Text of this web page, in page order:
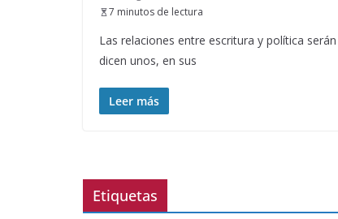
7 minutos de lectura
Las relaciones entre escritura y política
dicen unos, en sus
Leer más
Etiquetas